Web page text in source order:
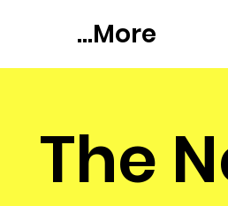
More...
The